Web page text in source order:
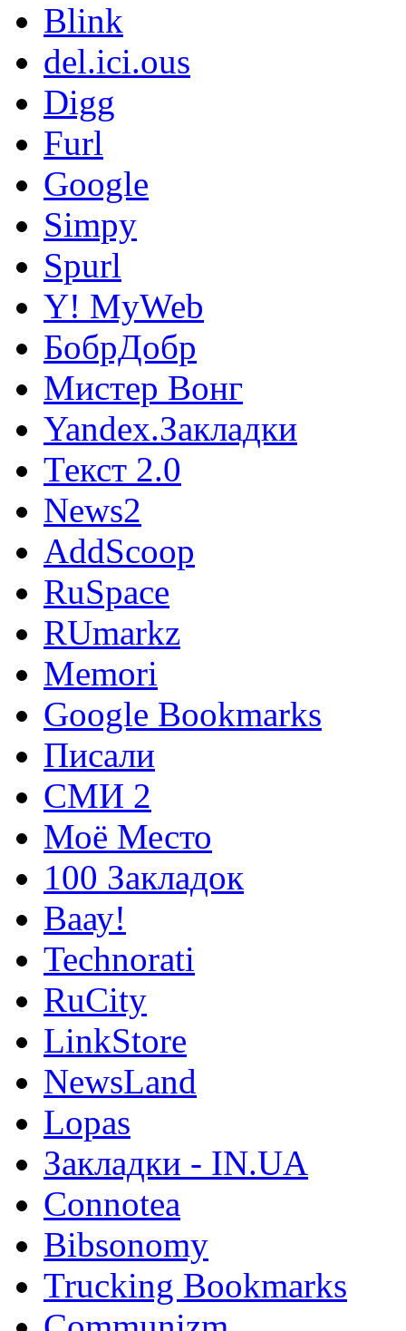
Blink
del.ici.ous
Digg
Furl
Google
Simpy
Spurl
Y! MyWeb
БобрДобр
Мистер Вонг
Yandex.Закладки
Текст 2.0
News2
AddScoop
RuSpace
RUmarkz
Memori
Google Bookmarks
Писали
СМИ 2
Моё Место
100 Закладок
Ваау!
Technorati
RuCity
LinkStore
NewsLand
Lopas
Закладки - IN.UA
Connotea
Bibsonomy
Trucking Bookmarks